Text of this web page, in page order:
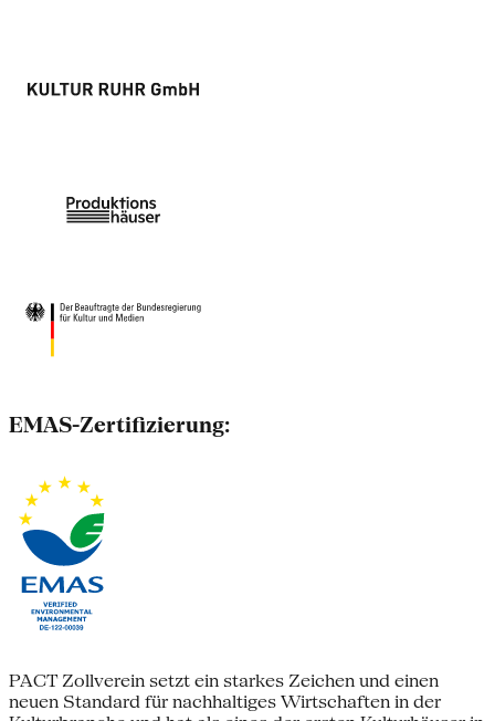
EMAS-Zertifizierung:
PACT Zollverein setzt ein starkes Zeichen und einen
neuen Standard für nachhaltiges Wirtschaften in der